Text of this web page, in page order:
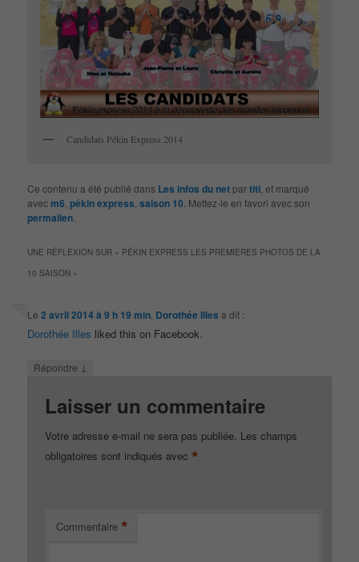
Candidats Pékin Express 2014
Ce contenu a été publié dans Les infos du net partiti , et marqué
avecm6 ,pékin express ,saison 10 . Mettez-le en favori avec son
permalien
UNE RÉFLEXION SUR « PÉKIN EXPRESS LES PREMIÈRES PHOTOS DE LA
10 SAISON »
Le2 avril 2014 à 9 h 19 min Dorothée Illes a dit :
Dorothée Illes liked this on Facebook.
Répondre ↓
Laisser un commentaire
Votre adresse e-mail ne sera pas publiée. Les champs
obligatoires sont indiqués avec *
Commentaire *